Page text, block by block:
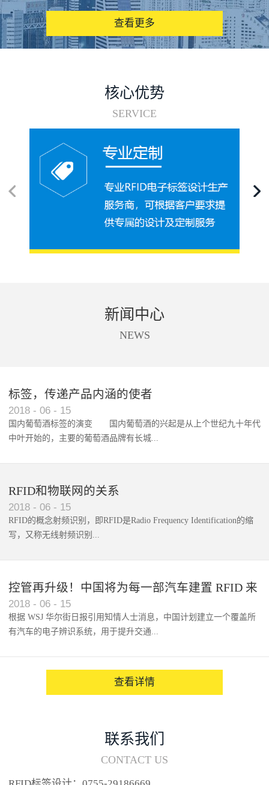
查看更多
核心优势
SERVICE
新闻中心
NEWS
标签，传递产品内涵的使者
2018 - 06 - 15
国内葡萄酒标签的演变 国内葡萄酒的兴起是从上个世纪九十年代
中叶开始的，主要的葡萄酒品牌有长城...
RFID和物联网的关系
2018 - 06 - 15
RFID的概念射频识别，即RFID是Radio Frequency Identification的缩
写，又称无线射频识别...
控管再升级！中国将为每一部汽车建置 RFID 来
架构辨识系统
2018 - 06 - 15
根据 WSJ 华尔街日报引用知情人士消息，中国计划建立一个覆盖所
有汽车的电子辨识系统，用于提升交通...
查看详情
联系我们
CONTACT US